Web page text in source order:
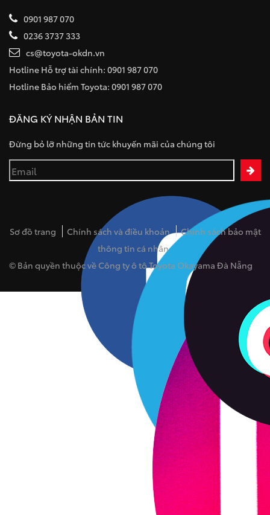
0901 987 070
0236 3737 333
cs@toyota-okdn.vn
Hotline Hỗ trợ tài chính: 0901 987 070
Hotline Bảo hiểm Toyota: 0901 987 070
ĐĂNG KÝ NHẬN BẢN TIN
Đừng bỏ lỡ những tin tức khuyến mãi của chúng tôi
Sơ đồ trang Chính sách và điều khoản
Chính sách bảo mật
thông tin cá nhân
© Bản quyền thuộc về Công ty ô tô Toyota Okayama Đà Nẵng